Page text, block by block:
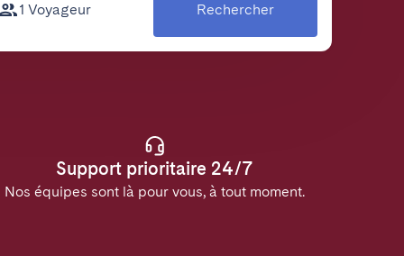
1 Voyageur Rechercher
Support prioritaire 24/7
Nos équipes sont là pour vous, à tout moment.